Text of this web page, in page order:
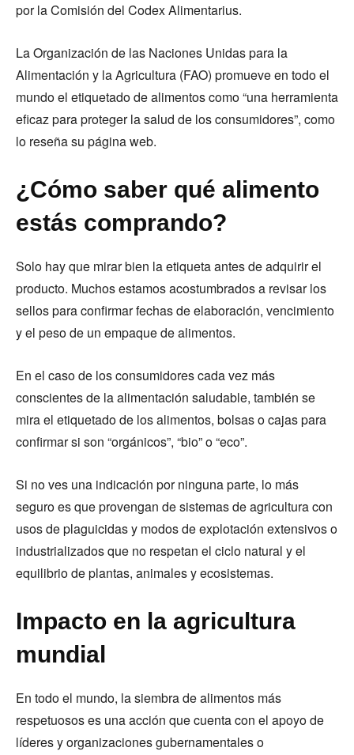
por la Comisión del Codex Alimentarius.
La Organización de las Naciones Unidas para la
Alimentación y la Agricultura (FAO) promueve en todo el
mundo el etiquetado de alimentos como “una herramienta
eficaz para proteger la salud de los consumidores”, como
lo reseña su página web.
¿Cómo saber qué alimento
estás comprando?
Solo hay que mirar bien la etiqueta antes de adquirir el
producto. Muchos estamos acostumbrados a revisar los
sellos para confirmar fechas de elaboración, vencimiento
y el peso de un empaque de alimentos.
En el caso de los consumidores cada vez más
conscientes de la alimentación saludable, también se
mira el etiquetado de los alimentos, bolsas o cajas para
confirmar si son “orgánicos”, “bio” o “eco”.
Si no ves una indicación por ninguna parte, lo más
seguro es que provengan de sistemas de agricultura con
usos de plaguicidas y modos de explotación extensivos o
industrializados que no respetan el ciclo natural y el
equilibrio de plantas, animales y ecosistemas.
Impacto en la agricultura
mundial
En todo el mundo, la siembra de alimentos más
respetuosos es una acción que cuenta con el apoyo de
líderes y organizaciones gubernamentales o